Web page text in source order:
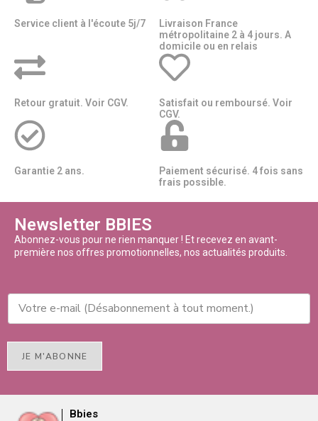
Service client à l'écoute 5j/7
Livraison France
métropolitaine 2 à 4 jours. A
domicile ou en relais​​
Retour gratuit. Voir CGV.
Satisfait ou remboursé. Voir
CGV.
Garantie 2 ans.
Paiement sécurisé. 4 fois sans
frais possible.
Newsletter BBIES
Abonnez-vous pour ne rien manquer ! Et recevez en avant-
première nos offres promotionnelles, nos actualités produits.
JE M'ABONNE
Bbies